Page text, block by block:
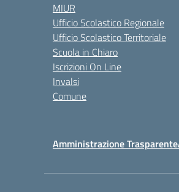
MIUR
Ufficio Scolastico Regionale
Ufficio Scolastico Territoriale
Scuola in Chiaro
Iscrizioni On Line
Invalsi
Comune
Amministrazione Trasparente